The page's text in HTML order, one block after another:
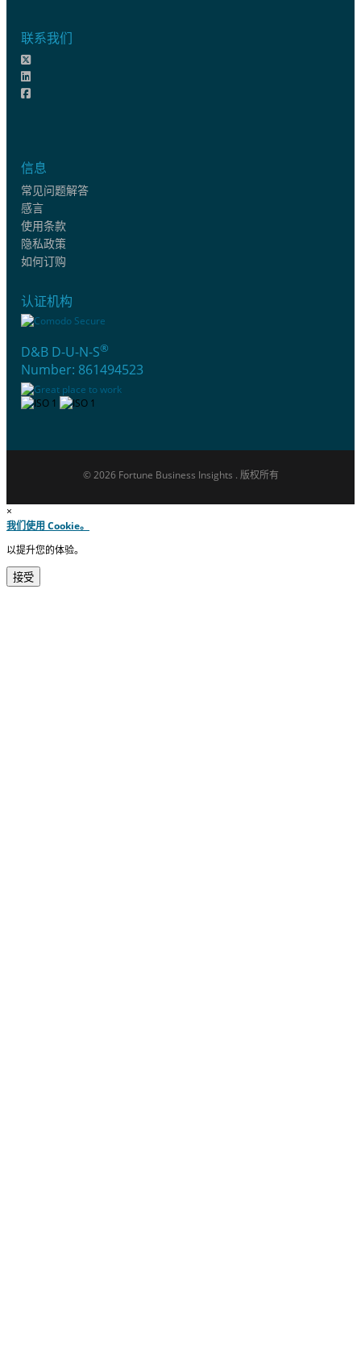
联系我们
信息
常见问题解答
感言
使用条款
隐私政策
如何订购
认证机构
D&B D-U-N-S®
Number: 861494523
© 2026 Fortune Business Insights . 版权所有
×
我们使用 Cookie。
以提升您的体验。
接受